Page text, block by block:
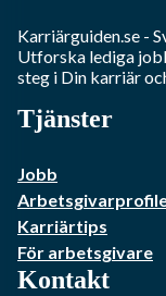
Karriärguiden.se -
Utforska lediga
steg i Din karriär
Tjänster
Jobb
Karriärtips
För arbetsgivare
Kontakt